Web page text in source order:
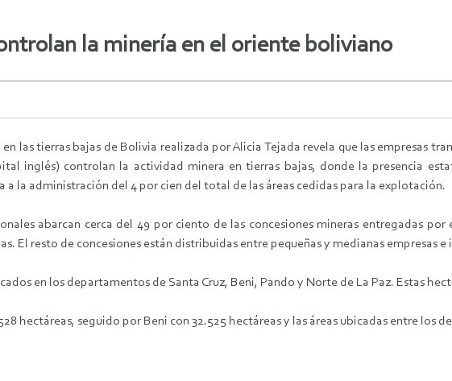
la minería en el oriente boliviano
las tierras bajas de Bolivia realizada por Alicia Tejada revela que las empresas
inglés) controlan la actividad minera en tierras bajas, donde la presencia
a la administración del 4 por cien del total de las áreas cedidas para la explotación.
abarcan cerca del 49 por ciento de las concesiones mineras entregadas
El resto de concesiones están distribuidas entre pequeñas y medianas empresas e
en los departamentos de Santa Cruz, Beni, Pando y Norte de La Paz. Estas
hectáreas, seguido por Beni con 32.525 hectáreas y las áreas ubicadas entre los